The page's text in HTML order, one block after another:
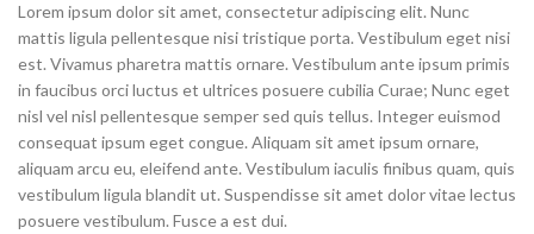
Lorem ipsum dolor sit amet, consectetur adipiscing elit. Nunc
mattis ligula pellentesque nisi tristique porta. Vestibulum eget nisi
est. Vivamus pharetra mattis ornare. Vestibulum ante ipsum primis
in faucibus orci luctus et ultrices posuere cubilia Curae; Nunc eget
nisl vel nisl pellentesque semper sed quis tellus. Integer euismod
consequat ipsum eget congue. Aliquam sit amet ipsum ornare,
aliquam arcu eu, eleifend ante. Vestibulum iaculis finibus quam, quis
vestibulum ligula blandit ut. Suspendisse sit amet dolor vitae lectus
posuere vestibulum. Fusce a est dui.